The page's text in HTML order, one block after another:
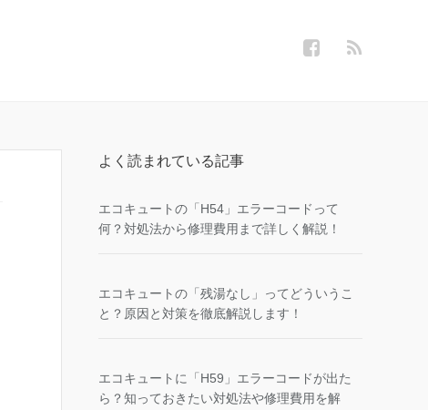
よく読まれている記事
エコキュートの「H54」エラーコードって
何？対処法から修理費用まで詳しく解説！
エコキュートの「残湯なし」ってどういうこ
と？原因と対策を徹底解説します！
エコキュートに「H59」エラーコードが出た
ら？知っておきたい対処法や修理費用を解